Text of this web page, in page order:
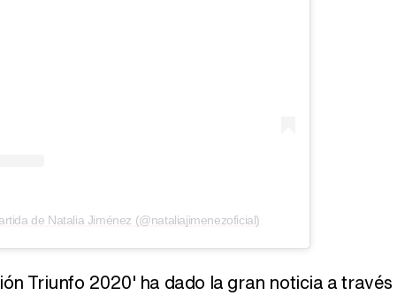
de Natalia Jiménez (@nataliajimenezoficial)
Triunfo 2020' ha dado la gran noticia a través